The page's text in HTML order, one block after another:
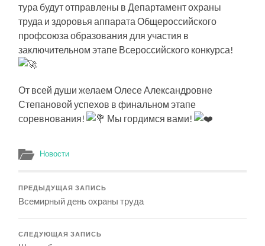
тура будут отправлены в Департамент охраны
труда и здоровья аппарата Общероссийского
профсоюза образования для участия в
заключительном этапе Всероссийского конкурса!
От всей души желаем Олесе Александровне
Степановой успехов в финальном этапе
соревнования!
Мы гордимся вами!
Новости
ПРЕДЫДУЩАЯ ЗАПИСЬ
Всемирный день охраны труда
СЛЕДУЮЩАЯ ЗАПИСЬ